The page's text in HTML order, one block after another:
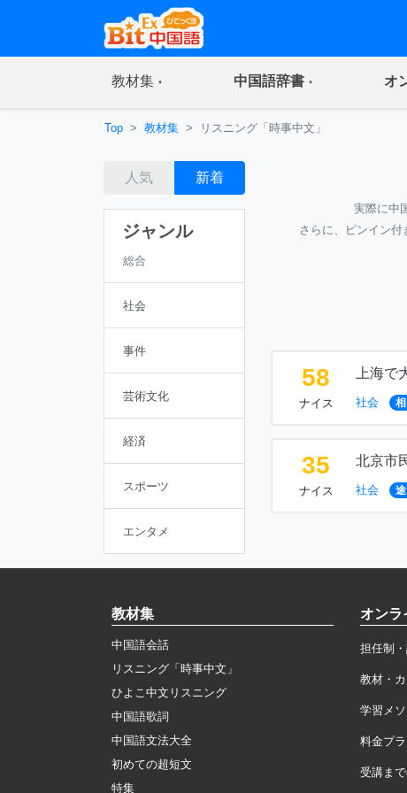
教材集(current) 中国語辞書(current) オ
Top 教材集 リスニング「時事中文」
人気 新着
ジャンル
総合
社会
事件
芸術文化
経済
スポーツ
エンタメ
実際に中
さらに、ピンイン付
58
ナイス
上海で
社会
35
ナイス
北京市
社会
教材集
中国語会話
リスニング「時事中文」
ひよこ中文リスニング
中国語歌詞
中国語文法大全
初めての超短文
特集
オンラ
担任制
教材・
学習メ
料金プ
受講ま